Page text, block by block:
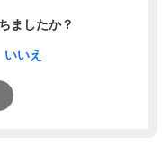
ましたか？
いいえ